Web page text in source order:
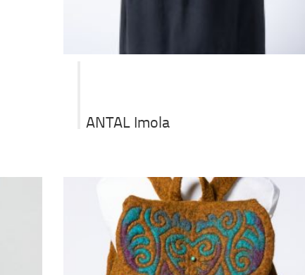
ANTAL Imola